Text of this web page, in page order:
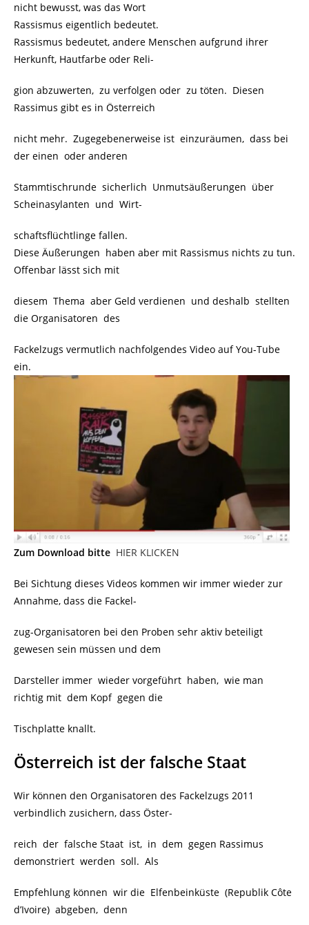
nicht bewusst, was das Wort
Rassismus eigentlich bedeutet.
Rassismus bedeutet, andere Menschen aufgrund ihrer
Herkunft, Hautfarbe oder Reli-
gion abzuwerten, zu verfolgen oder zu töten. Diesen
Rassimus gibt es in Österreich
nicht mehr. Zugegebenerweise ist einzuräumen, dass bei
der einen oder anderen
Stammtischrunde sicherlich Unmutsäußerungen über
Scheinasylanten und Wirt-
schaftsflüchtlinge fallen.
Diese Äußerungen haben aber mit Rassismus nichts zu tun.
Offenbar lässt sich mit
diesem Thema aber Geld verdienen und deshalb stellten
die Organisatoren des
Fackelzugs vermutlich nachfolgendes Video auf You-Tube
ein.
Zum Download bitte HIER KLICKEN
Bei Sichtung dieses Videos kommen wir immer wieder zur
Annahme, dass die Fackel-
zug-Organisatoren bei den Proben sehr aktiv beteiligt
gewesen sein müssen und dem
Darsteller immer wieder vorgeführt haben, wie man
richtig mit dem Kopf gegen die
Tischplatte knallt.
Österreich ist der falsche Staat
Wir können den Organisatoren des Fackelzugs 2011
verbindlich zusichern, dass Öster-
reich der falsche Staat ist, in dem gegen Rassimus
demonstriert werden soll. Als
Empfehlung können wir die Elfenbeinküste (Republik Côte
d’Ivoire) abgeben, denn